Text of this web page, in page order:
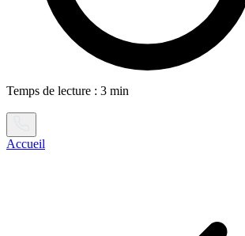
Temps de lecture : 3 min
Accueil